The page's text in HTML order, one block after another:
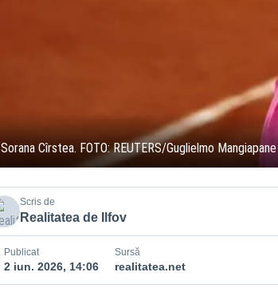
Sorana Cîrstea. FOTO: REUTERS/Guglielmo Mangiapane
Scris de
Realitatea de Ilfov
Publicat
2 iun. 2026, 14:06
Sursă
realitatea.net